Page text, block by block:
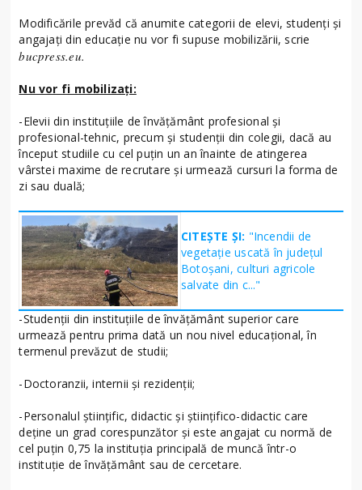
Modificările prevăd că anumite categorii de elevi, studenți și
angajați din educație nu vor fi supuse mobilizării, scrie
bucpress.eu.
Nu vor fi mobilizați:
-Elevii din instituțiile de învățământ profesional și
profesional-tehnic, precum și studenții din colegii, dacă au
început studiile cu cel puțin un an înainte de atingerea
vârstei maxime de recrutare și urmează cursuri la forma de
zi sau duală;
CITEȘTE ȘI: "Incendii de
vegetație uscată în județul
Botoșani, culturi agricole
salvate din c..."
-Studenții din instituțiile de învățământ superior care
urmează pentru prima dată un nou nivel educațional, în
termenul prevăzut de studii;
-Doctoranzii, internii și rezidenții;
-Personalul științific, didactic și științifico-didactic care
deține un grad corespunzător și este angajat cu normă de
cel puțin 0,75 la instituția principală de muncă într-o
instituție de învățământ sau de cercetare.